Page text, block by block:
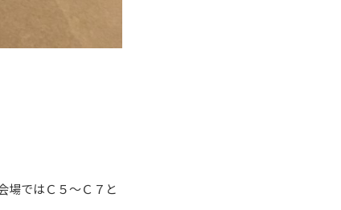
場ではＣ５～Ｃ７と